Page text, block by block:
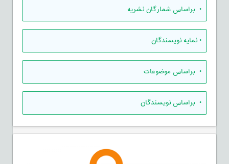
• براساس شمارگان نشریه
•نمایه نویسندگان
• براساس موضوعات
• براساس نویسندگان